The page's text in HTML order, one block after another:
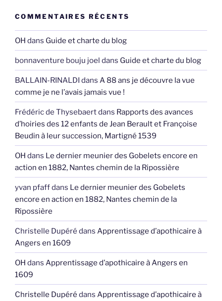
COMMENTAIRES RÉCENTS
OH dans Guide et charte du blog
bonnaventure bouju joel dans Guide et charte du blog
BALLAIN-RINALDI dans A 88 ans je découvre la vue
comme je ne l’avais jamais vue !
Frédéric de Thysebaertdans Rapports des avances
d’hoiries des 12 enfants de Jean Berault et Françoise
Beudin à leur succession, Martigné 1539
OH dans Le dernier meunier des Gobelets encore en
action en 1882, Nantes chemin de la Ripossière
yvan pfaffdans Le dernier meunier des Gobelets
encore en action en 1882, Nantes chemin de la
Ripossière
Christelle Dupéré dans Apprentissage d’apothicaire à
Angers en 1609
OH dans Apprentissage d’apothicaire à Angers en
1609
Christelle Dupéré dans Apprentissage d’apothicaire à